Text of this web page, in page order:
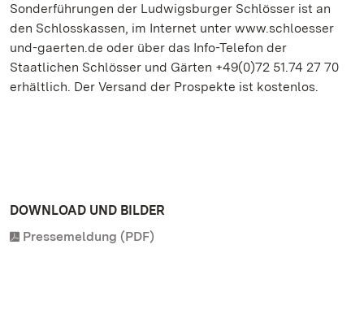
Sonderführungen der Ludwigsburger Schlösser ist an
den Schlosskassen, im Internet unter www.schloesser
und-gaerten.de oder über das Info-Telefon der
Staatlichen Schlösser und Gärten +49(0)72 51.74 27 70
erhältlich. Der Versand der Prospekte ist kostenlos.
DOWNLOAD UND BILDER
Pressemeldung (PDF)